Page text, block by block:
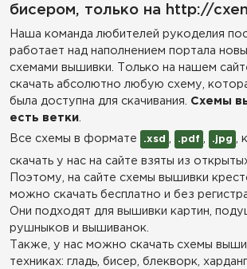
бисером, только на http://
Наша команда любителей рукоделия
работает над наполнением портала
схемами вышивки. Только на нашем
скачать абсолютно любую схему,
была доступна для скачивания. Схемы
есть ветки
Все схемы в формате
.xsd .pdf .jpg ,
скачать у нас на сайте взяты из
Поэтому, на сайте схемы вышивки
можно скачать бесплатно и без
Они подходят для вышивки картин,
рушныков и вышиванок.
Также, у нас можно скачать схемы
техниках: гладь, бисер, блекворк,